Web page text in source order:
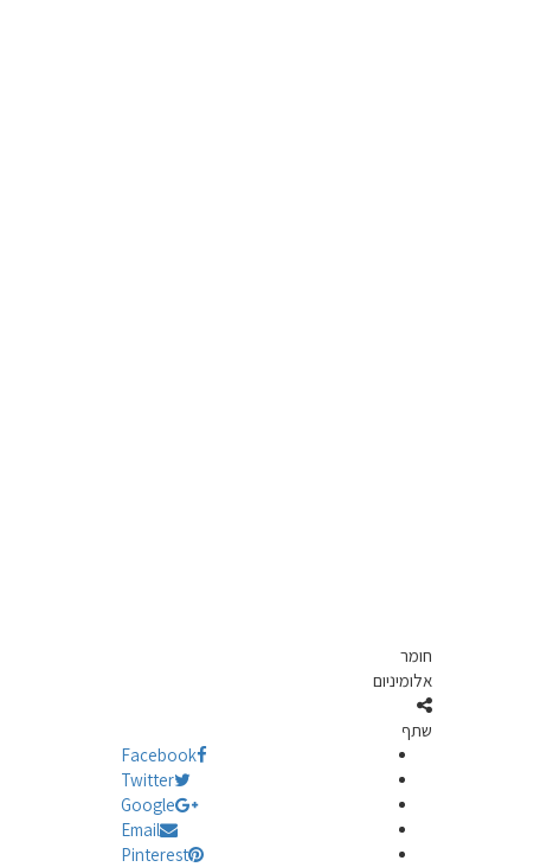
חומר
אלומיניום
שתף
Facebook
Twitter
Google
Email
Pinterest